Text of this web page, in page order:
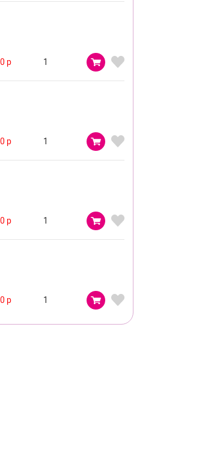
р
р
р
р